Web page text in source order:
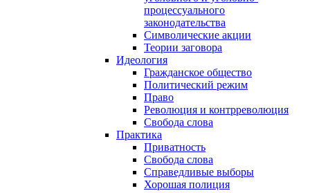
процессуального
законодательства
Символические акции
Теории заговора
Идеология
Гражданское общество
Политический режим
Право
Революция и контрреволюция
Свобода слова
Практика
Приватность
Свобода слова
Справедливые выборы
Хорошая полиция